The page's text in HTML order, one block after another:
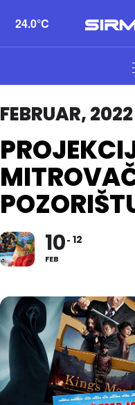
24.0°C
FEBRUAR, 2022
10
FEB
12